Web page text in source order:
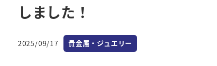
しました！
投稿日
2025/09/17 カテゴリー
貴金属・ジュエリー